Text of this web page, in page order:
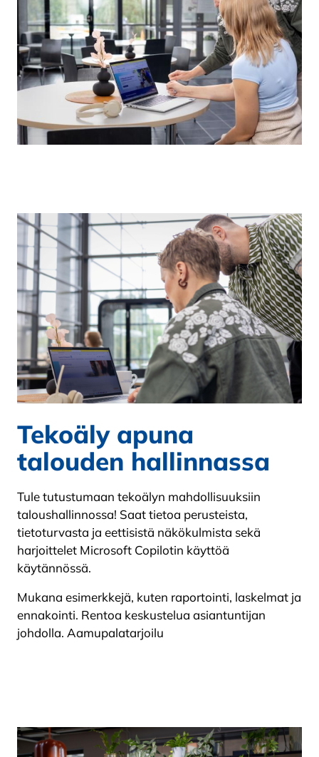
Tekoäly apuna
talouden hallinnassa
Tule tutustumaan tekoälyn mahdollisuuksiin
taloushallinnossa! Saat tietoa perusteista,
tietoturvasta ja eettisistä näkökulmista sekä
harjoittelet Microsoft Copilotin käyttöä
käytännössä.
Mukana esimerkkejä, kuten raportointi, laskelmat ja
ennakointi. Rentoa keskustelua asiantuntijan
johdolla. Aamupalatarjoilu